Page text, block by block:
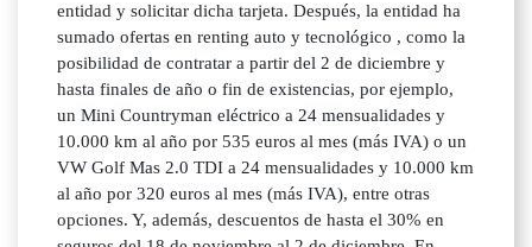
entidad y solicitar dicha tarjeta. Después, la entidad ha
sumado ofertas en renting auto y tecnológico , como la
posibilidad de contratar a partir del 2 de diciembre y
hasta finales de año o fin de existencias, por ejemplo,
un Mini Countryman eléctrico a 24 mensualidades y
10.000 km al año por 535 euros al mes (más IVA) o un
VW Golf Mas 2.0 TDI a 24 mensualidades y 10.000 km
al año por 320 euros al mes (más IVA), entre otras
opciones. Y, además, descuentos de hasta el 30% en